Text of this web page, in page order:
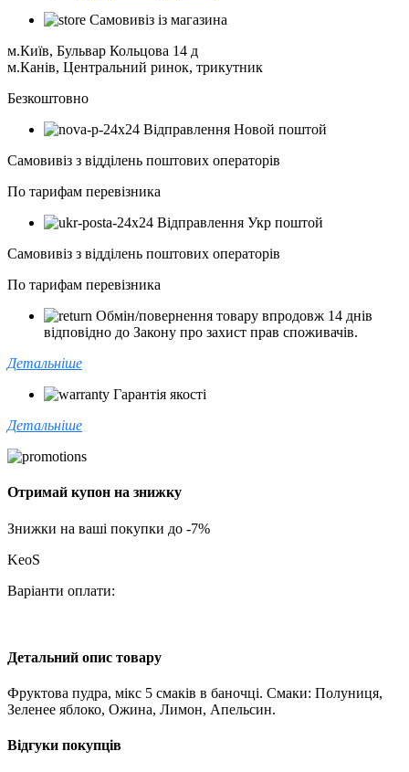
Самовивіз із магазина
м.Київ, Бульвар Кольцова 14 д
м.Канів, Центральний ринок, трикутник
Безкоштовно
Відправлення Новой поштой
Самовивіз з відділень поштових операторів
По тарифам перевізника
Відправлення Укр поштой
Самовивіз з відділень поштових операторів
По тарифам перевізника
Обмін/повернення товару впродовж 14 днів
відповідно до Закону про захист прав споживачів.
Детальніше
Гарантія якості
Детальніше
Отримай купон на знижку
Знижки на ваші покупки до -7%
KeoS
Варіанти оплати:
Детальний опис товару
Фруктова пудра, мікс 5 смаків в баночці. Смаки: Полуниця,
Зеленее яблоко, Ожина, Лимон, Апельсин.
Відгуки покупців